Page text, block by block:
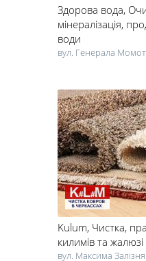
Здорова вода,
мінералізація,
води
вул. Генерала
Kulum, Чистка,
килимів та жалюзі
вул. Максима